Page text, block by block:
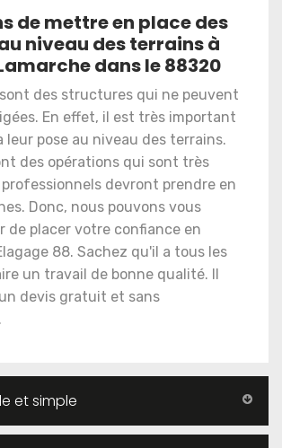
de mettre en place des
niveau des terrains à
dans le 88320
des structures qui ne peuvent
En effet, il est très important
leur pose au niveau des terrains.
des opérations qui sont très
devront prendre en
Donc, nous pouvons vous
de placer votre confiance en
88. Sachez qu'il a tous les
un travail de bonne qualité. Il
devis gratuit et sans
et simple